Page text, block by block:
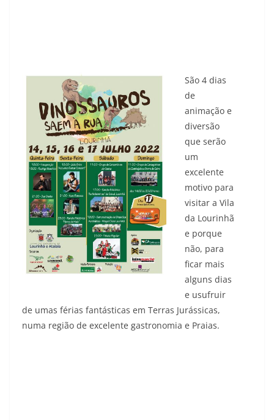
São 4 dias
de
animação e
diversão
que serão
um
excelente
motivo para
visitar a Vila
da Lourinhã
e porque
não, para
ficar mais
alguns dias
e usufruir
de umas férias fantásticas em Terras Jurássicas,
numa região de excelente gastronomia e Praias.